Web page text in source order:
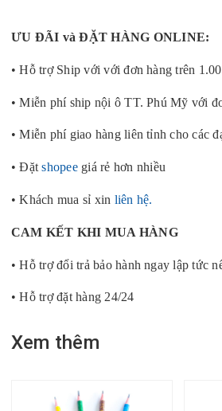
ƯU ĐÃI và ĐẶT HÀNG ONLINE:
• Hỗ trợ Ship với với đơn hàng trên
• Miễn phí ship nội ô TT. Phú Mỹ với
• Miễn phí giao hàng liên tỉnh cho các
• Đặtshopeegiá rẻ hơn nhiều
• Khách mua sỉ xin liên hệ.
CAM KẾT KHI MUA HÀNG
• Hỗ trợ đổi trả bảo hành ngay lập tức
• Hỗ trợ đặt hàng 24/24
Xem thêm